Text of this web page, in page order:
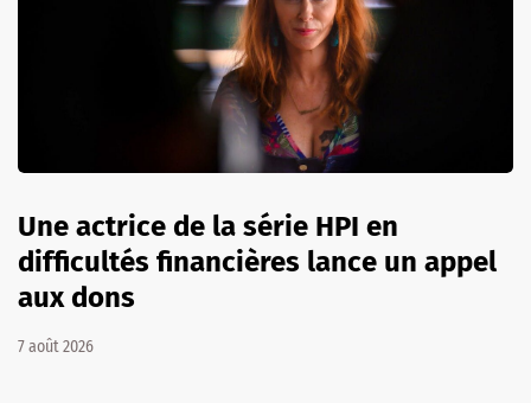
Une actrice de la série HPI en
difficultés financières lance un appel
aux dons
7 août 2026